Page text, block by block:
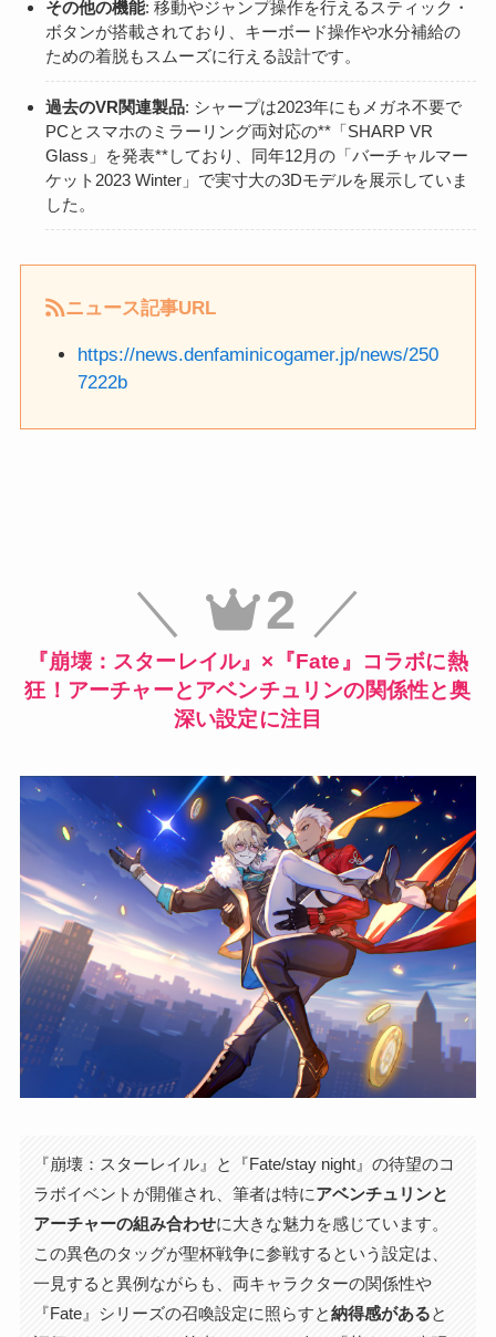
その他の機能: 移動やジャンプ操作を行えるスティック・
ボタンが搭載されており、キーボード操作や水分補給の
ための着脱もスムーズに行える設計です。
過去のVR関連製品: シャープは2023年にもメガネ不要で
PCとスマホのミラーリング両対応の**「SHARP VR
Glass」を発表**しており、同年12月の「バーチャルマー
ケット2023 Winter」で実寸大の3Dモデルを展示していま
した。
ニュース記事URL
https://news.denfaminicogamer.jp/news/250
7222b
＼ 2 ／
『崩壊：スターレイル』×『Fate』コラボに熱
狂！アーチャーとアベンチュリンの関係性と奥
深い設定に注目
『崩壊：スターレイル』と『Fate/stay night』の待望のコ
ラボイベントが開催され、筆者は特にアベンチュリンと
アーチャーの組み合わせに大きな魅力を感じています。
この異色のタッグが聖杯戦争に参戦するという設定は、
一見すると異例ながらも、両キャラクターの関係性や
『Fate』シリーズの召喚設定に照らすと納得感があると